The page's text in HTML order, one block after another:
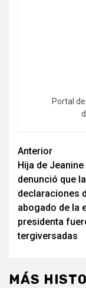
Portal
de
Anterior
Hija de Jeanine
denunció que
declaraciones
abogado de la
presidenta
tergiversadas
MÁS